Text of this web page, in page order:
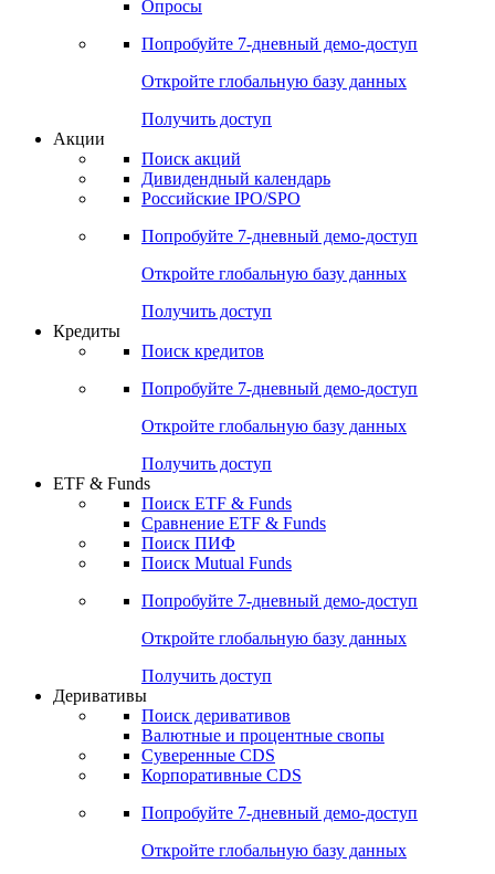
Cbonds Pages
Опросы
Попробуйте7-дневный
Откройте глобальную базу данных
Получить доступ
Поиск акций
Российские IPO/SPO
Попробуйте7-дневный
Откройте глобальную базу данных
Получить доступ
Поиск кредитов
Попробуйте7-дневный
Откройте глобальную базу данных
Получить доступ
ETF & Funds
Сравнение ETF & Funds
Поиск Mutual Funds
Попробуйте7-дневный
Откройте глобальную базу данных
Получить доступ
Деривативы
Валютные и процентные свопы
Корпоративные CDS